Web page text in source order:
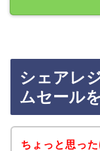
シェアレ
ムセール
ちょっと思っ